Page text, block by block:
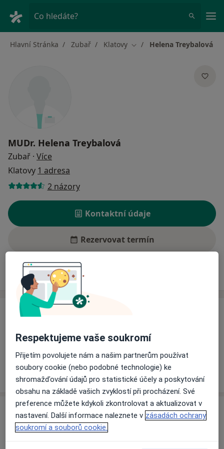
Co hledáte?
Hlavní Stránka Zubař Klatovy Změna města
Helena Treybalová
MUDr. Helena Treybalová
Zubař · Více
Klatovy 1 adresa
2 názory
Kontaktní údaje
Rezervovat termín
Ceník Adresy
Ceník
Informace o službách a cenách nejsou k dispozici
Tento specialista ještě nepřidával žádné informace o
svých službách.
Adresa
Praktický zubní lékař
Respektujeme vaše soukromí
Přijetím povolujete nám a našim partnerům používat
soubory cookie (nebo podobné technologie) ke
shromažďování údajů pro statistické účely a poskytování
obsahu na základě vašich zvyklostí při procházení. Své
preference můžete kdykoli zkontrolovat a aktualizovat v
nastavení. Další informace naleznete v zásadách ochrany
soukromí a souborů cookie.